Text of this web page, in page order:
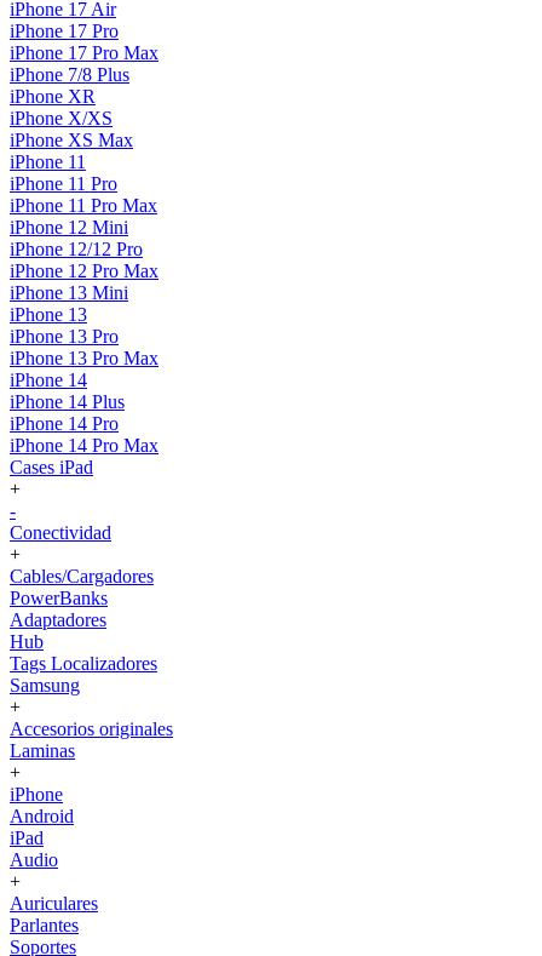
iPhone 17 Air
iPhone 17 Pro
iPhone 17 Pro Max
iPhone 7/8 Plus
iPhone XR
iPhone X/XS
iPhone XS Max
iPhone 11
iPhone 11 Pro
iPhone 11 Pro Max
iPhone 12 Mini
iPhone 12/12 Pro
iPhone 12 Pro Max
iPhone 13 Mini
iPhone 13
iPhone 13 Pro
iPhone 13 Pro Max
iPhone 14
iPhone 14 Plus
iPhone 14 Pro
iPhone 14 Pro Max
Cases iPad
+
-
Conectividad
+
Cables/Cargadores
PowerBanks
Adaptadores
Hub
Tags Localizadores
Samsung
+
Accesorios originales
Laminas
+
iPhone
Android
iPad
Audio
+
Auriculares
Parlantes
Soportes